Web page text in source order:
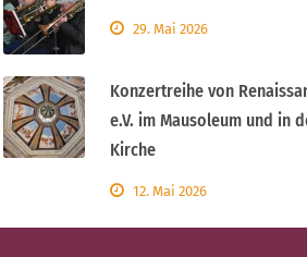
29. Mai 2026
Konzertreihe von
e.V. im Mausoleum und in
Kirche
12. Mai 2026